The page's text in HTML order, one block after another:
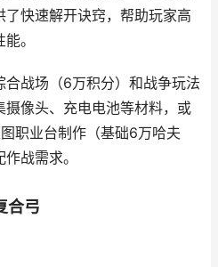
快速解开诀窍，帮助玩家高
。
战场（6万积分）和战争玩法
像头、充电电池等材料，或
职业台制作（基础6万哈夫
战需求。
合弓